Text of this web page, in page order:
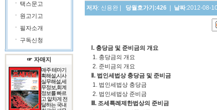
택스문고
원고기고
필자소개
구독신청
☞ 자매지
매주 테마기
획해설,시사
실무해설,세
무정보,회계
정보를 빠르
고 알차게 전
달하는 국내
저자: 신용완 당월호가기:426 날짜:2012-08-
Ⅰ. 충당금 및 준비금의 개요
1. 충당금의 개요
2. 준비금의 개요
Ⅱ. 법인세법상 충당금 및 준비금
1. 법인세법상 충당금
2. 법인세법상 준비금
Ⅲ. 조세특례제한법상의 준비금